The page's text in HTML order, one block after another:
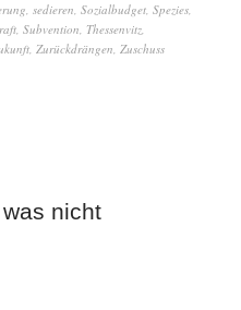
, sedieren, Sozialbudget, Spezies,
, Subvention, Thessenvitz,
, Zurückdrängen, Zuschuss
nicht